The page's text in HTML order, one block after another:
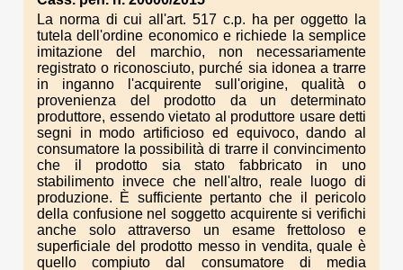
La norma di cui all'art. 517 c.p. ha per oggetto la
tutela dell'ordine economico e richiede la semplice
imitazione del marchio, non necessariamente
registrato o riconosciuto, purché sia idonea a trarre
in inganno l'acquirente sull'origine, qualità o
provenienza del prodotto da un determinato
produttore, essendo vietato al produttore usare detti
segni in modo artificioso ed equivoco, dando al
consumatore la possibilità di trarre il convincimento
che il prodotto sia stato fabbricato in uno
stabilimento invece che nell'altro, reale luogo di
produzione. È sufficiente pertanto che il pericolo
della confusione nel soggetto acquirente si verifichi
anche solo attraverso un esame frettoloso e
superficiale del prodotto messo in vendita, quale è
quello compiuto dal consumatore di media